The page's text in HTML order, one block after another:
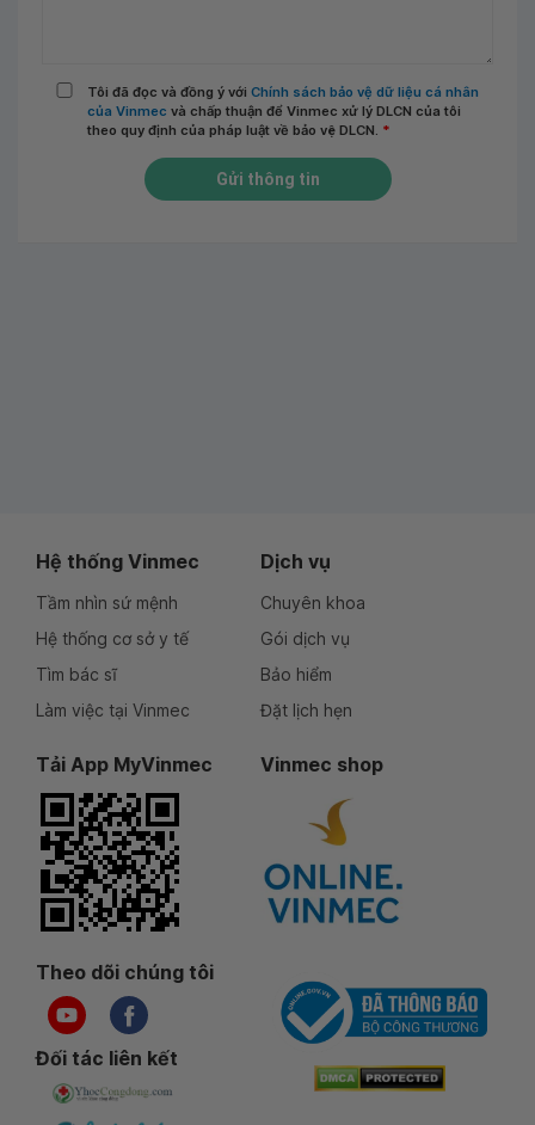
Tôi đã đọc và đồng ý với Chính sách bảo vệ dữ liệu cá nhân
của Vinmec và chấp thuận để Vinmec xử lý DLCN của tôi
theo quy định của pháp luật về bảo vệ DLCN. *
Gửi thông tin
Hệ thống Vinmec
Tầm nhìn sứ mệnh
Hệ thống cơ sở y tế
Tìm bác sĩ
Làm việc tại Vinmec
Dịch vụ
Chuyên khoa
Gói dịch vụ
Bảo hiểm
Đặt lịch hẹn
Tải App MyVinmec Vinmec shop
Theo dõi chúng tôi
Đối tác liên kết